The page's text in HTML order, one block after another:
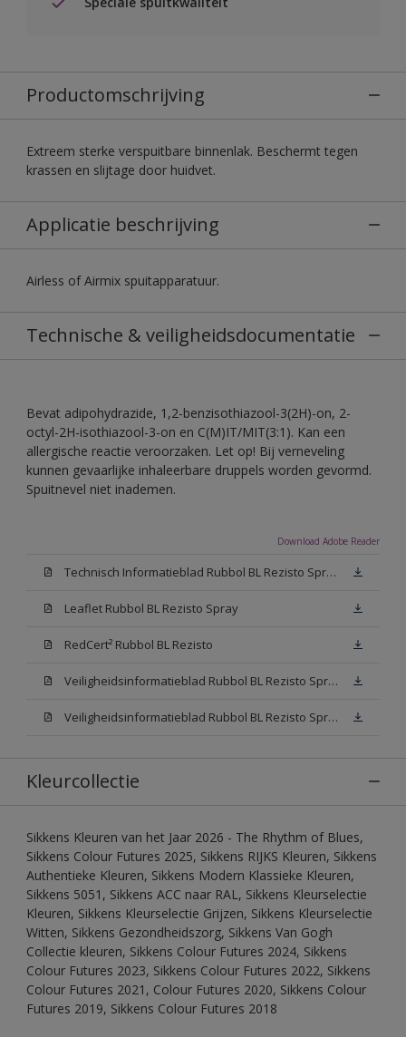
Productomschrijving
Extreem sterke verspuitbare binnenlak. Beschermt tegen
krassen en slijtage door huidvet.
Applicatie beschrijving
Airless of Airmix spuitapparatuur.
Technische & veiligheidsdocumentatie
Bevat adipohydrazide, 1,2-benzisothiazool-3(2H)-on, 2-
octyl-2H-isothiazool-3-on en C(M)IT/MIT(3:1). Kan een
allergische reactie veroorzaken. Let op! Bij verneveling
kunnen gevaarlijke inhaleerbare druppels worden gevormd.
Spuitnevel niet inademen.
Download Adobe Reader
Technisch Informatieblad Rubbol BL Rezisto Spray (PDF)
Leaflet Rubbol BL Rezisto Spray
RedCert² Rubbol BL Rezisto
Veiligheidsinformatieblad Rubbol BL Rezisto Spray W05 (MSDS)
Veiligheidsinformatieblad Rubbol BL Rezisto Spray N00 (MSDS)
Kleurcollectie
Sikkens Kleuren van het Jaar 2026 - The Rhythm of Blues,
Sikkens Colour Futures 2025, Sikkens RIJKS Kleuren, Sikkens
Authentieke Kleuren, Sikkens Modern Klassieke Kleuren,
Sikkens 5051, Sikkens ACC naar RAL, Sikkens Kleurselectie
Kleuren, Sikkens Kleurselectie Grijzen, Sikkens Kleurselectie
Witten, Sikkens Gezondheidszorg, Sikkens Van Gogh
Collectie kleuren, Sikkens Colour Futures 2024, Sikkens
Colour Futures 2023, Sikkens Colour Futures 2022, Sikkens
Colour Futures 2021, Colour Futures 2020, Sikkens Colour
Futures 2019, Sikkens Colour Futures 2018